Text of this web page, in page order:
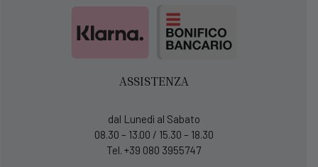
ASSISTENZA
dal Lunedì al Sabato
08.30 – 13.00 / 15.30 – 18.30
Tel. +39 080 3955747